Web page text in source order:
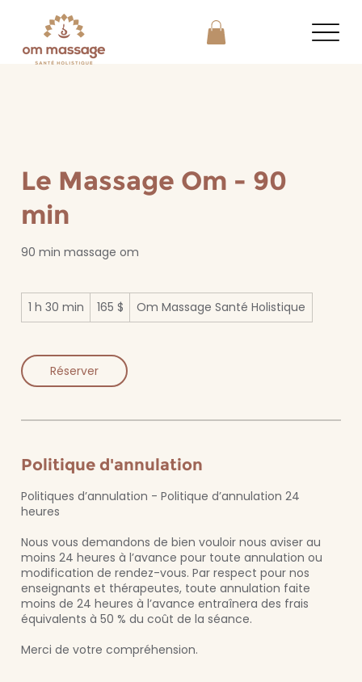
Le Massage Om - 90
min
90 min massage om
1 h 30 min
3
m
i
n
canadiens
165 $ Om Massage Santé Holistique
Réserver
Politique d'annulation
Politiques d’annulation - Politique d’annulation 24
heures
Nous vous demandons de bien vouloir nous aviser au
moins 24 heures à l’avance pour toute annulation ou
modification de rendez-vous. Par respect pour nos
enseignants et thérapeutes, toute annulation faite
moins de 24 heures à l’avance entraînera des frais
équivalents à 50 % du coût de la séance.
Merci de votre compréhension.